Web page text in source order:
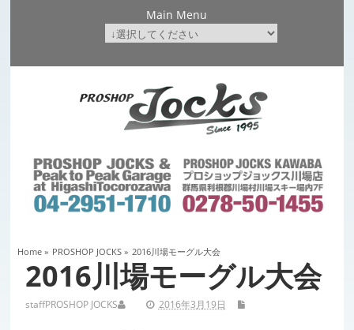
Main Menu
Home» PROSHOP JOCKS » 2016川場モーグル大会
2016川場モーグル大会
staff 2016年3月19日
PROSHOP JOCKS